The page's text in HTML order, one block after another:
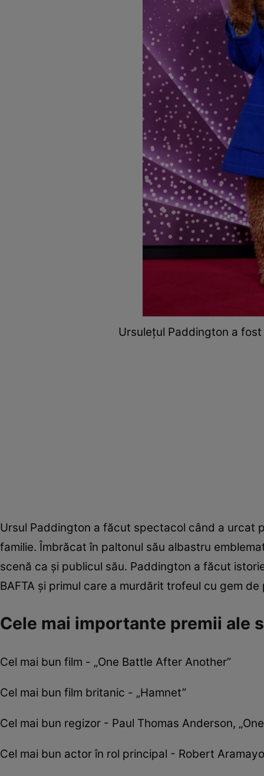
Ursulețul Paddington a
Ursul Paddington a făcut spectacol când a urcat
familie. Îmbrăcat în paltonul său albastru
scenă ca și publicul său. Paddington a făcut
BAFTA și primul care a murdărit trofeul cu gem
Cele mai importante premii ale
Cel mai bun film - „One Battle After Another”
Cel mai bun film britanic - „Hamnet”
Cel mai bun regizor - Paul Thomas Anderson,
Cel mai bun actor în rol principal - Robert